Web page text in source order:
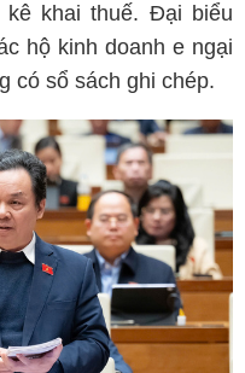
kê khai thuế. Đại biểu
hộ kinh doanh e ngại
có sổ sách ghi chép.